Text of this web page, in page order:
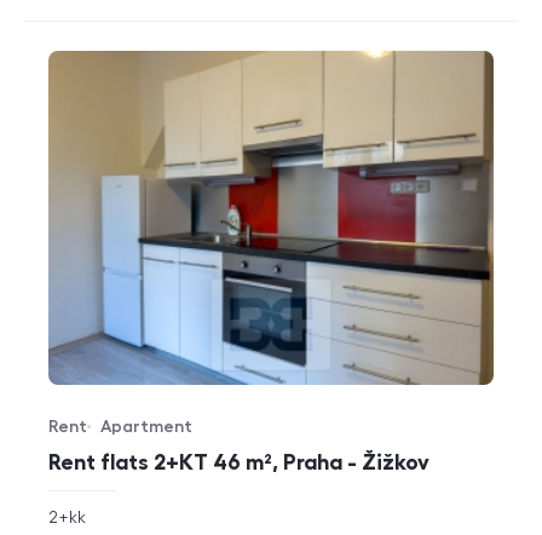
Rent flats 2+KT 46 m², Praha - Žižkov
Offer type
Rent
Property type
Apartment
rozměry
2+kk